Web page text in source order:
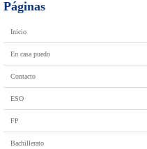
Páginas
Inicio
En casa puedo
Contacto
ESO
FP
Bachillerato